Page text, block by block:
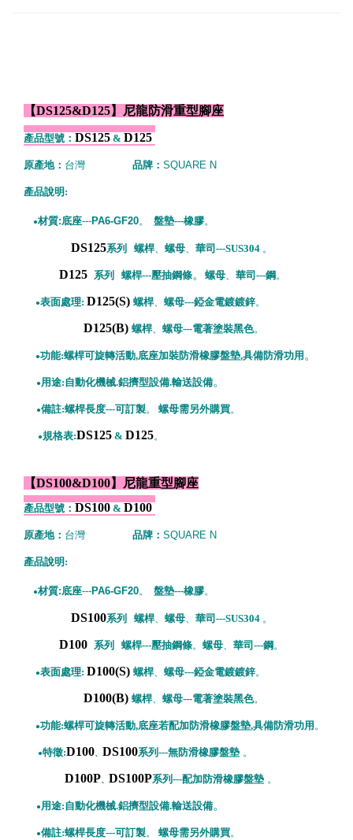
【DS125&D125】尼龍防滑重型腳座
產品型號： DS125 & D125
原產地： 台灣 品牌： SQUARE N
產品說明:
●材質:底座---PA6-GF20。 盤墊---橡膠。
DS125系列 螺桿、 螺母、 華司---SUS304 。
D125 系列 螺桿---壓抽鋼條。 螺母、 華司---鋼。
●表面處理: D125(S) 螺桿、 螺母---錏金電鍍鍍鋅。
D125(B) 螺桿、 螺母---電著塗裝黑色。
●功能:螺桿可旋轉活動,底座加裝防滑橡膠盤墊,具備防滑功用 。
●用途:自動化機械.鋁擠型設備.輸送設備。
●備註:螺桿長度---可訂製。 螺母需另外購買。
●規格表:DS125 & D125。
【DS100&D100】尼龍重型腳座
產品型號： DS100 & D100
原產地： 台灣 品牌： SQUARE N
產品說明:
●材質:底座---PA6-GF20。 盤墊---橡膠。
DS100系列 螺桿、 螺母、 華司---SUS304 。
D100 系列 螺桿---壓抽鋼條。 螺母、 華司---鋼。
●表面處理: D100(S) 螺桿、 螺母---錏金電鍍鍍鋅。
D100(B) 螺桿、 螺母---電著塗裝黑色。
●功能:螺桿可旋轉活動,底座若配加防滑橡膠盤墊,具備防滑功用 。
●特徵:D100、 DS100系列---無防滑橡膠盤墊 。
D100P、 DS100P系列---配加防滑橡膠盤墊 。
●用途:自動化機械.鋁擠型設備.輸送設備。
●備註:螺桿長度---可訂製。 螺母需另外購買。